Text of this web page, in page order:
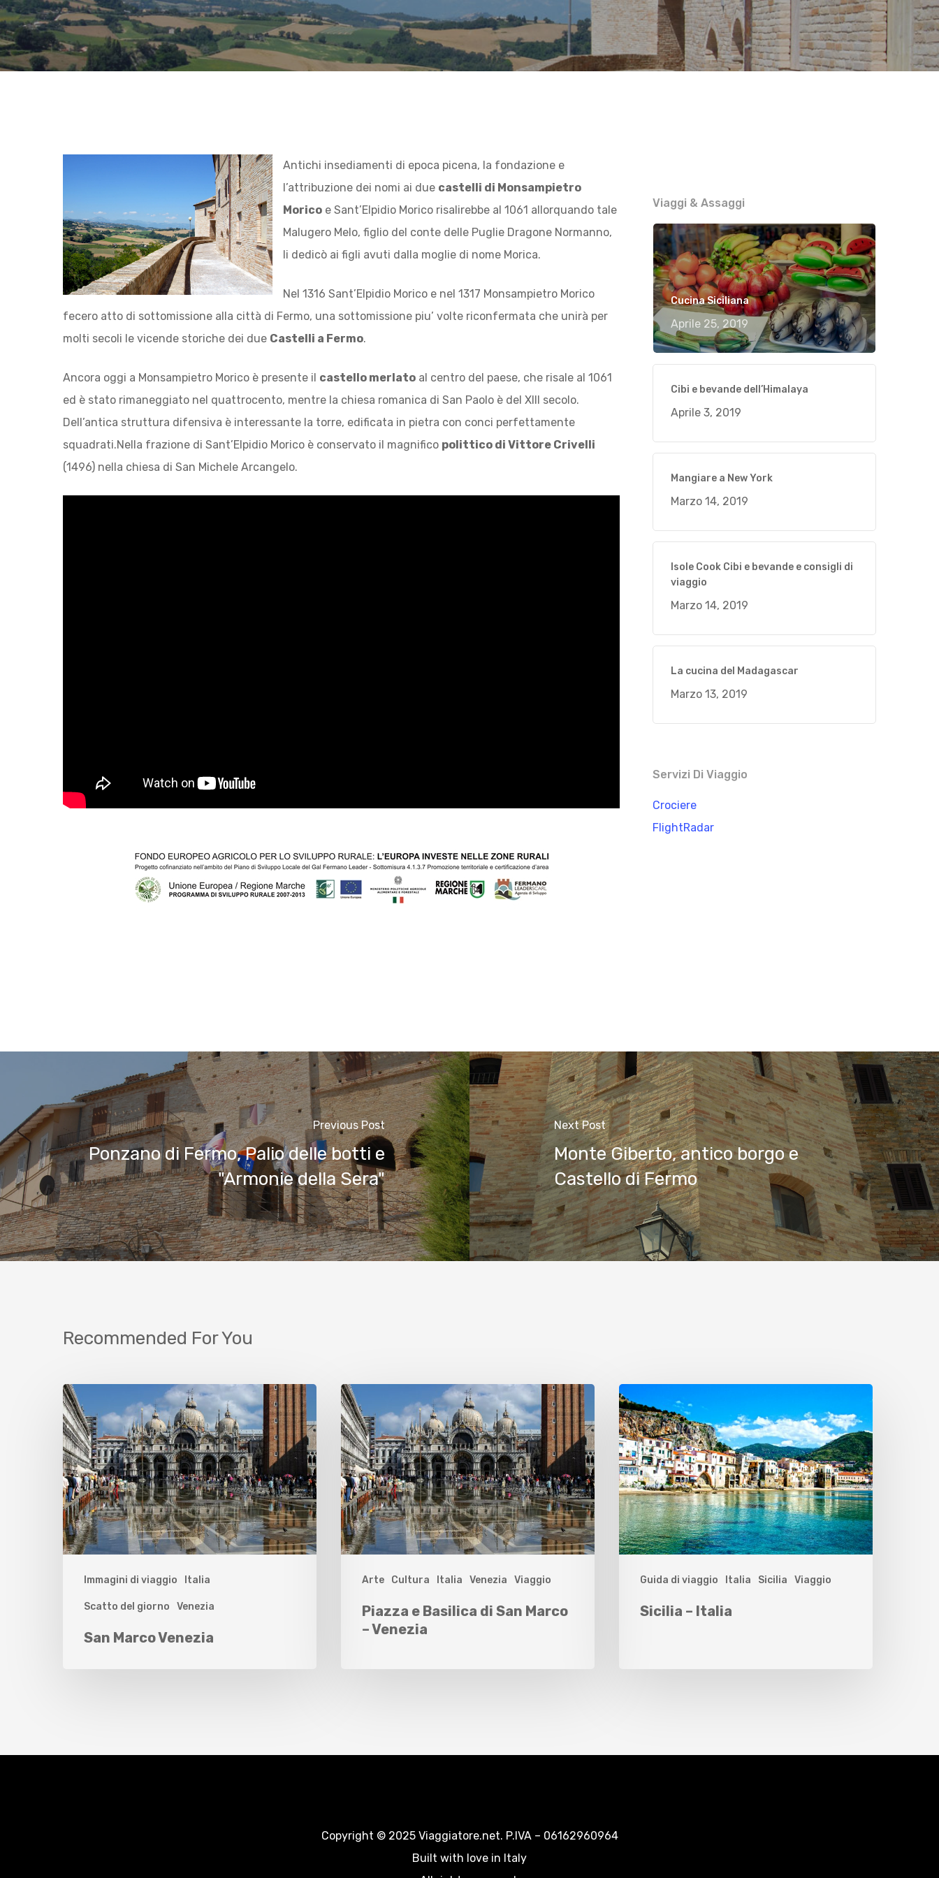
Hit enter to search or ESC to close
Antichi insediamenti di epoca picena, la fondazione e
l’attribuzione dei nomi ai due castelli di Monsampietro
Morico e Sant’Elpidio Morico risalirebbe al 1061 allorquando tale
Malugero Melo, figlio del conte delle Puglie Dragone Normanno,
li dedicò ai figli avuti dalla moglie di nome Morica.
Nel 1316 Sant’Elpidio Morico e nel 1317 Monsampietro Morico
fecero atto di sottomissione alla città di Fermo, una sottomissione piu’ volte riconfermata che unirà per
molti secoli le vicende storiche dei due Castelli a Fermo.
Ancora oggi a Monsampietro Morico è presente il castello merlato al centro del paese, che risale al 1061
ed è stato rimaneggiato nel quattrocento, mentre la chiesa romanica di San Paolo è del XIII secolo.
Dell’antica struttura difensiva è interessante la torre, edificata in pietra con conci perfettamente
squadrati.Nella frazione di Sant’Elpidio Morico è conservato il magnifico polittico di Vittore Crivelli
(1496) nella chiesa di San Michele Arcangelo.
Viaggi & Assaggi
Cucina Siciliana
Aprile 25, 2019
Cibi e bevande dell’Himalaya
Aprile 3, 2019
Mangiare a New York
Marzo 14, 2019
Isole Cook Cibi e bevande e consigli di
viaggio
Marzo 14, 2019
La cucina del Madagascar
Marzo 13, 2019
Servizi Di Viaggio
Crociere
FlightRadar
Previous Post
Ponzano di Fermo, Palio delle botti e
"Armonie della Sera"
Next Post
Monte Giberto, antico borgo e
Castello di Fermo
Recommended For You
Immagini di viaggio Italia
Scatto del giorno Venezia
San Marco Venezia
Arte Cultura Italia Venezia Viaggio
Piazza e Basilica di San Marco
– Venezia
Guida di viaggio Italia Sicilia Viaggio
Sicilia – Italia
Copyright © 2025 Viaggiatore.net. P.IVA – 06162960964
Built with love in Italy